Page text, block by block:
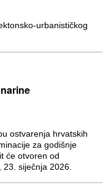
urbanističkog
ostvarenja hrvatskih
za godišnje
će otvoren od
siječnja 2026.